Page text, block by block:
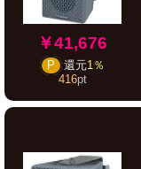
￥41,676
P 還元1％
416pt